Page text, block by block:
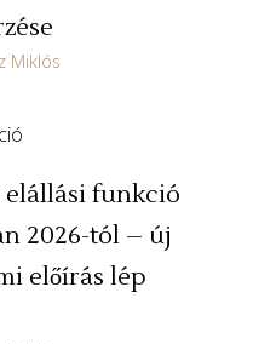
Miklós
funkció
2026-tól – új
előírás lép